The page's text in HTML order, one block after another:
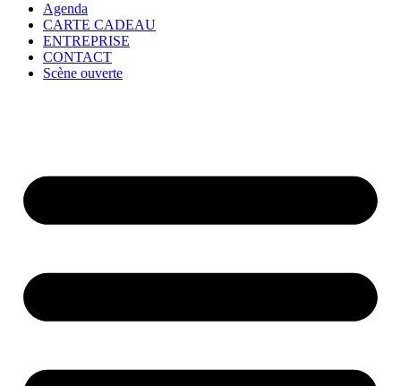
Agenda
CARTE CADEAU
ENTREPRISE
CONTACT
Scène ouverte